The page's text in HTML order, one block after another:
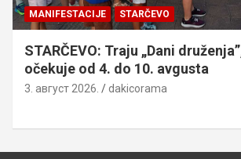
MANIFESTACIJE STARČEVO
STARČEVO: Traju „Dani
očekuje od 4. do 10. avgusta
3. август 2026. dakicorama